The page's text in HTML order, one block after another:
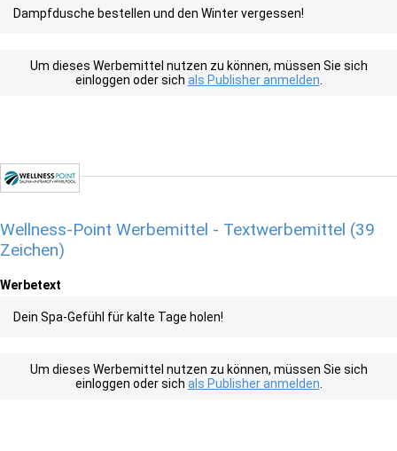
Dampfdusche bestellen und den Winter vergessen!
Um dieses Werbemittel nutzen zu können, müssen Sie sich
einloggen oder sich als Publisher anmelden
Wellness-Point Werbemittel - Textwerbemittel (39
Zeichen)
Werbetext
Dein Spa-Gefühl für kalte Tage holen!
Um dieses Werbemittel nutzen zu können, müssen Sie sich
einloggen oder sich als Publisher anmelden